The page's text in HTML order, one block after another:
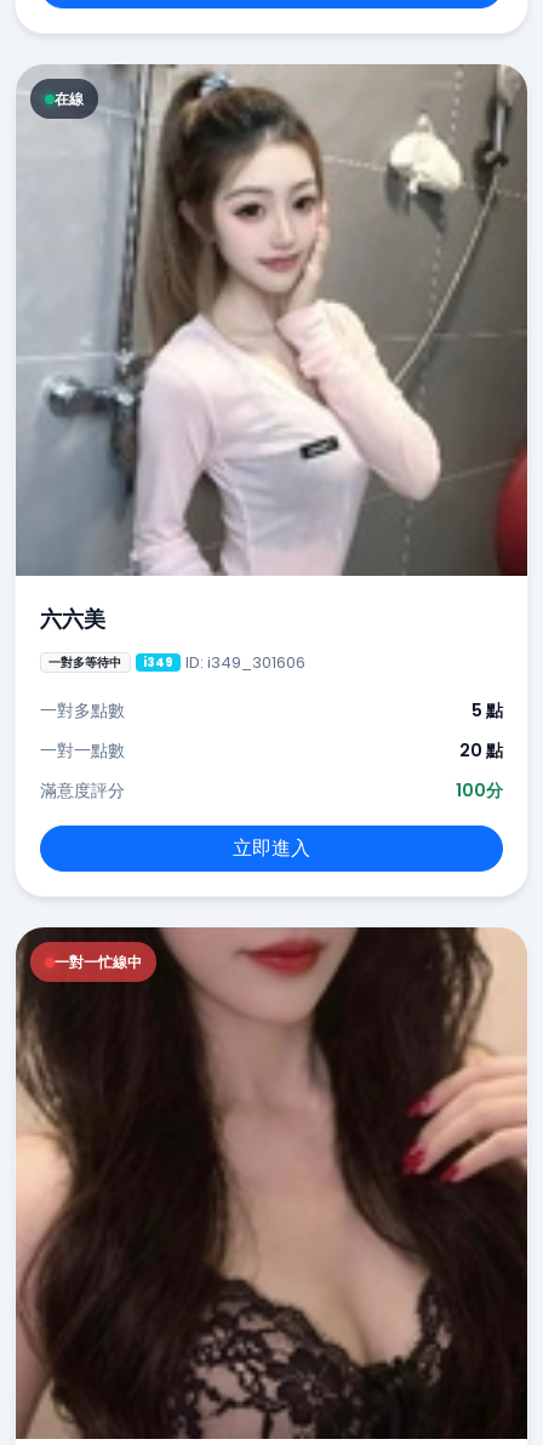
在線
六六美
一對多等待中 i349 ID: i349_301606
一對多點數
5 點
一對一點數
20 點
滿意度評分
100分
立即進入
一對一忙線中